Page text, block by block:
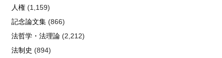
人権(1,159)
記念論文集(866)
法哲学・法理論(2,212)
法制史 (894)